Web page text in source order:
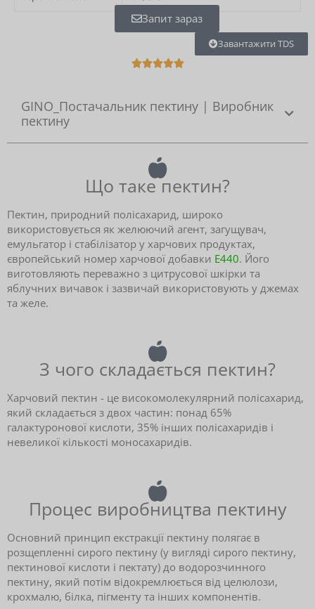
Запит зараз
Завантажити TDS
R
e
o
GINO_Постачальник пектину | Виробник
пектину
Що таке пектин?
Пектин, природний полісахарид, широко
використовується як желюючий агент, загущувач,
емульгатор і стабілізатор у харчових продуктах,
європейський номер харчової добавки E440. Його
виготовляють переважно з цитрусової шкірки та
яблучних вичавок і зазвичай використовують у джемах
та желе.
З чого складається пектин?
Харчовий пектин - це високомолекулярний полісахарид,
який складається з двох частин: понад 65%
галактуронової кислоти, 35% інших полісахаридів і
невеликої кількості моносахаридів.
Процес виробництва пектину
Основний принцип екстракції пектину полягає в
розщепленні сирого пектину (у вигляді сирого пектину,
пектинової кислоти і пектату) до водорозчинного
пектину, який потім відокремлюється від целюлози,
крохмалю, білка, пігменту та інших компонентів.